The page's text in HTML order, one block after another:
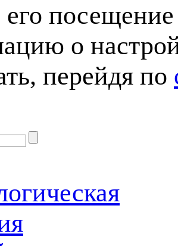
его
о
перейдя по